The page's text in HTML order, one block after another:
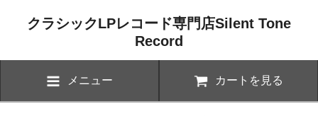
クラシックLPレコード専門店Silent Tone
Record
メニュー カートを見る